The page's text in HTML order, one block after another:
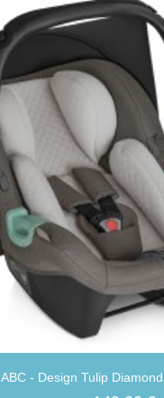
ABC - Design Tulip